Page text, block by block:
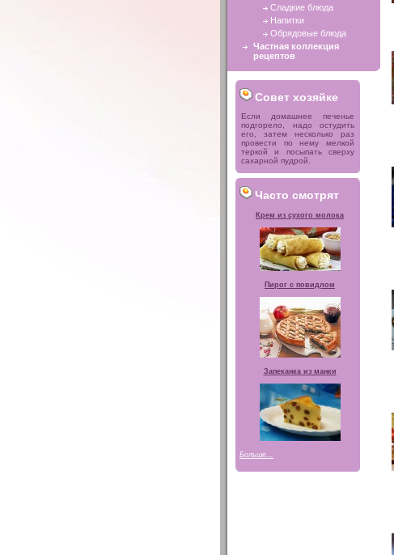
Сладкие блюда
Напитки
Обрядовые блюда
Частная коллекция
рецептов
Совет хозяйке
Если домашнее печенье
подгорело, надо остудить
его, затем несколько раз
провести по нему мелкой
теркой и посыпать сверху
сахарной пудрой.
Часто смотрят
Крем из сухого молока
Пирог с повидлом
Запеканка из манки
Больше...